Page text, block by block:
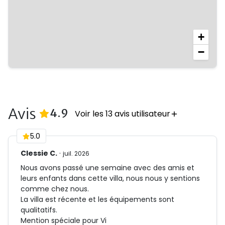
votre arrivée)
• A partir de 14 nuitées: ménage intermédiaire,
changement de draps et serviettes
+
−
Avis 4.9 13Avis)
Voir les 13 avis utilisateur
5.0
Clessie C. · juil. 2026
Nous avons passé une semaine avec des amis et
leurs enfants dans cette villa, nous nous y sentions
comme chez nous.
La villa est récente et les équipements sont
qualitatifs.
Mention spéciale pour Vi